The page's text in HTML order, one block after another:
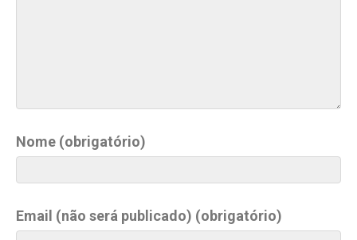
Nome (obrigatório)
Email (não será publicado) (obrigatório)